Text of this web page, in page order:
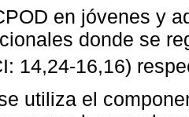
en jóvenes y
donde se
14,24-16,16)
utiliza el